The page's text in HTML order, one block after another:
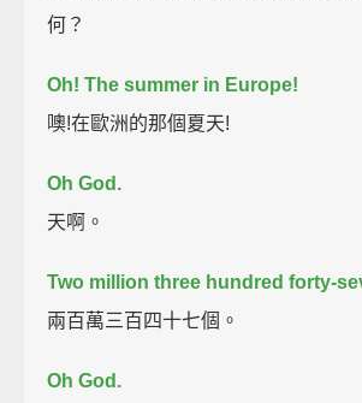
何？
Oh! The summer in Europe!
噢!在歐洲的那個夏天!
Oh God.
天啊。
Two million three hundred forty-
兩百萬三百四十七個。
Oh God.